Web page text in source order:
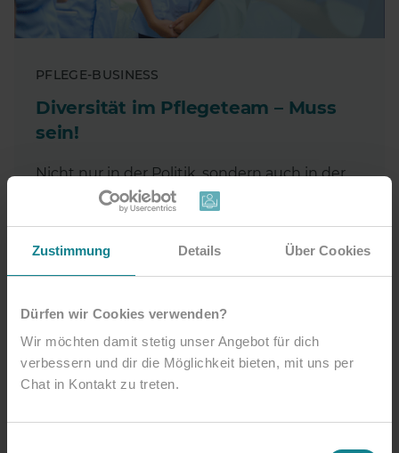
Zustimmung Details Über Cookies
Dürfen wir Cookies verwenden?
Wir möchten damit stetig unser Angebot für dich
verbessern und dir die Möglichkeit bieten, mit uns per
Chat in Kontakt zu treten.
PFLEGE-BUSINESS
Diversität im Pflegeteam – Muss
sein!
Nicht nur in der Politik, sondern auch in der
Pflege ist das Thema Diversität in aller
Munde. Doch was ist ein diverses
Pflegeunternehmen mehr Vielfalt anstreben?